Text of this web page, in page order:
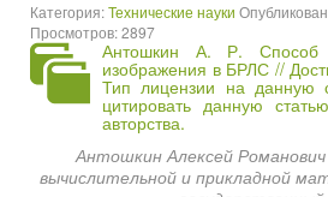
Категория:Технические науки
Просмотров: 2897
Антошкин А. Р. Способ
изображения в БРЛС //
Тип лицензии на данную
цитировать данную
авторства.
Антошкин Алексей
вычислительной и прикладной